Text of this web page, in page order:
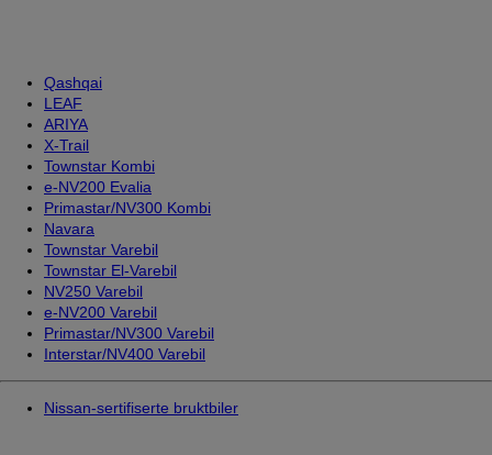
Qashqai
LEAF
ARIYA
X-Trail
Townstar Kombi
e-NV200 Evalia
Primastar/NV300 Kombi
Navara
Townstar Varebil
Townstar El-Varebil
NV250 Varebil
e-NV200 Varebil
Primastar/NV300 Varebil
Interstar/NV400 Varebil
Nissan-sertifiserte bruktbiler